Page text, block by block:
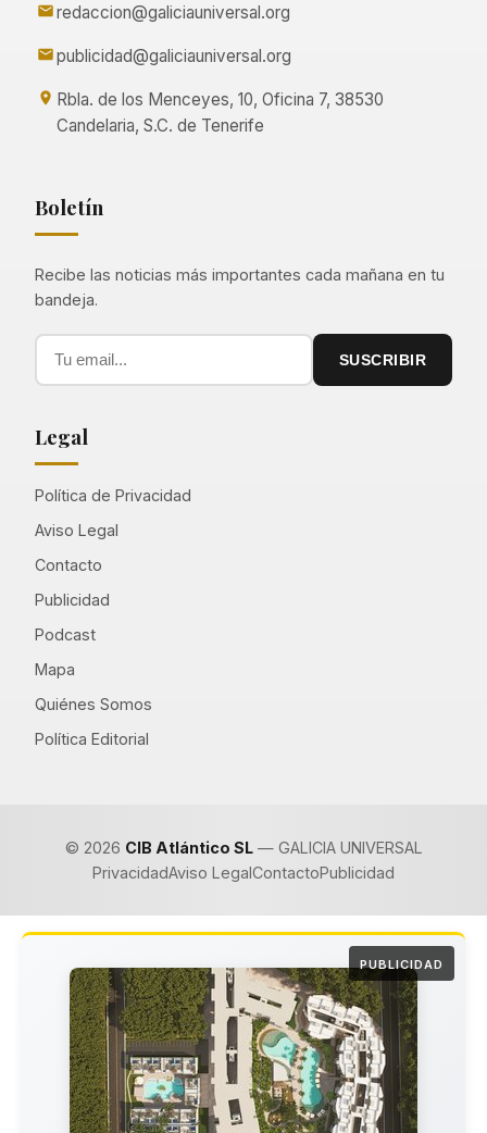
redaccion@galiciauniversal.org
publicidad@galiciauniversal.org
Rbla. de los Menceyes, 10, Oficina 7, 38530
Candelaria, S.C. de Tenerife
Boletín
Recibe las noticias más importantes cada mañana en tu
bandeja.
SUSCRIBIR
Legal
Política de Privacidad
Aviso Legal
Contacto
Publicidad
Podcast
Mapa
Quiénes Somos
Política Editorial
© 2026 CIB Atlántico SL— GALICIA UNIVERSAL
PrivacidadAviso LegalContactoPublicidad
PUBLICIDAD